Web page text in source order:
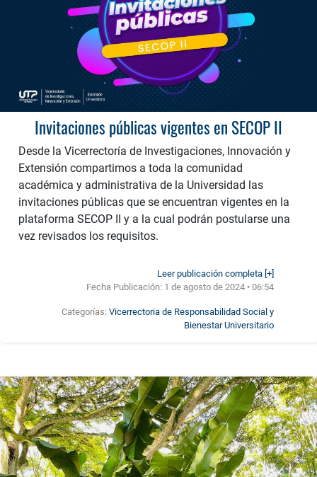
Invitaciones públicas vigentes en SECOP II
Desde la Vicerrectoría de Investigaciones, Innovación y
Extensión compartimos a toda la comunidad
académica y administrativa de la Universidad las
invitaciones públicas que se encuentran vigentes en la
plataforma SECOP II y a la cual podrán postularse una
vez revisados los requisitos.
Leer publicación completa [+]
Fecha Publicación: 1 de agosto de 2024 • 06:54
Categorías:Vicerrectoria de Responsabilidad Social y
Bienestar Universitario